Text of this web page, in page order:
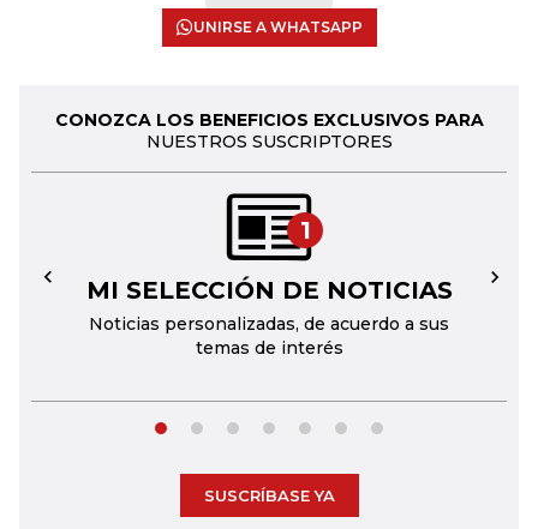
UNIRSE A WHATSAPP
CONOZCA LOS BENEFICIOS EXCLUSIVOS PARA
NUESTROS SUSCRIPTORES
1
MI SELECCIÓN DE NOTICIAS
Noticias personalizadas, de acuerdo a sus
temas de interés
← →
SUSCRÍBASE YA